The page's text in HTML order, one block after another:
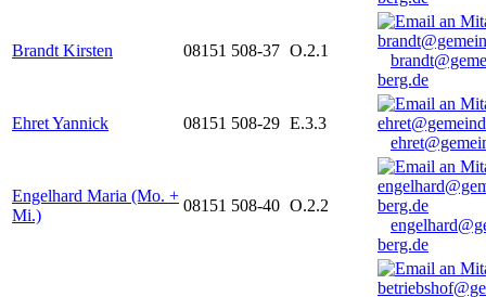
Brandt Kirsten 08151 508-37 O.2.1
berg.de
Ehret Yannick 08151 508-29 E.3.3
Engelhard Maria (Mo. +
Mi.)
08151 508-40 O.2.2
berg.de